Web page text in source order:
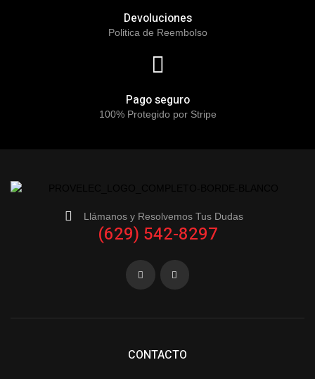
Devoluciones
Politica de Reembolso
Pago seguro
100% Protegido por Stripe
Llámanos y Resolvemos Tus Dudas
(629) 542-8297
CONTACTO